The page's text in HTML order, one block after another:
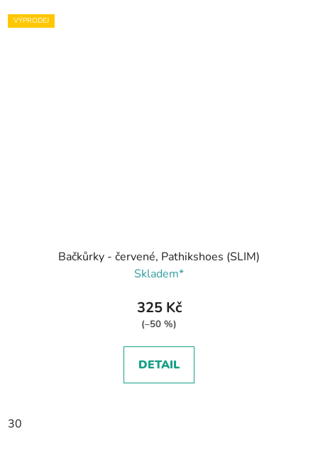
VÝPRODEJ
Bačkůrky - červené, Pathikshoes (SLIM)
Skladem*
325 Kč
(–50 %)
DETAIL
30